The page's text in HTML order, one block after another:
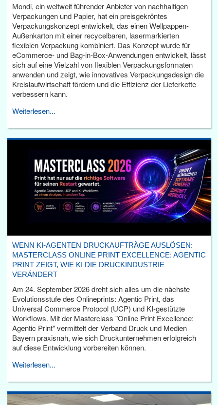
Mondi, ein weltweit führender Anbieter von nachhaltigen
Verpackungen und Papier, hat ein preisgekröntes
Verpackungskonzept entwickelt, das einen Wellpappen-
Außenkarton mit einer recycelbaren, lasermarkierten
flexiblen Verpackung kombiniert. Das Konzept wurde für
eCommerce- und Bag-in-Box-Anwendungen entwickelt, lässt
sich auf eine Vielzahl von flexiblen Verpackungsformaten
anwenden und zeigt, wie innovatives Verpackungsdesign die
Kreislaufwirtschaft fördern und die Effizienz der Lieferkette
verbessern kann.
Weiterlesen...
WENN KI-AGENTEN DRUCKAUFTRÄGE AUSLÖSEN:
MASTERCLASS ONLINE PRINT EXCELLENCE: AGENTIC
PRINT ZEIGT, WIE KI DIE DRUCKINDUSTRIE
VERÄNDERT
Am 24. September 2026 dreht sich alles um die nächste
Evolutionsstufe des Onlineprints: Agentic Print, das
Universal Commerce Protocol (UCP) und KI-gestützte
Workflows. Mit der Masterclass "Online Print Excellence:
Agentic Print" vermittelt der Verband Druck und Medien
Bayern praxisnah, wie sich Druckunternehmen erfolgreich
auf diese Entwicklung vorbereiten können.
Weiterlesen...